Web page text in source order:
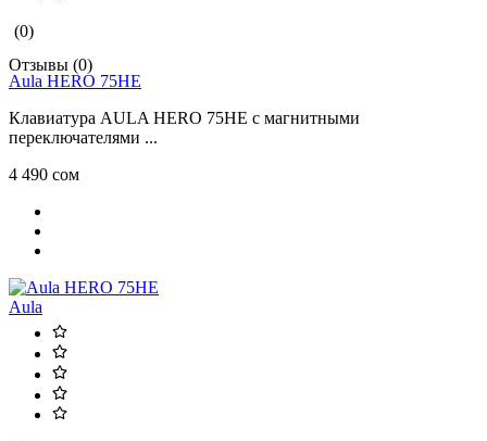
(0)
Отзывы (0)
Aula HERO 75HE
Клавиатура AULA HERO 75HE с магнитными
переключателями ...
4 490 сом
Aula